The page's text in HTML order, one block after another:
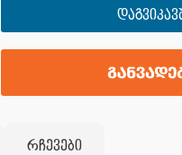
რჩევები